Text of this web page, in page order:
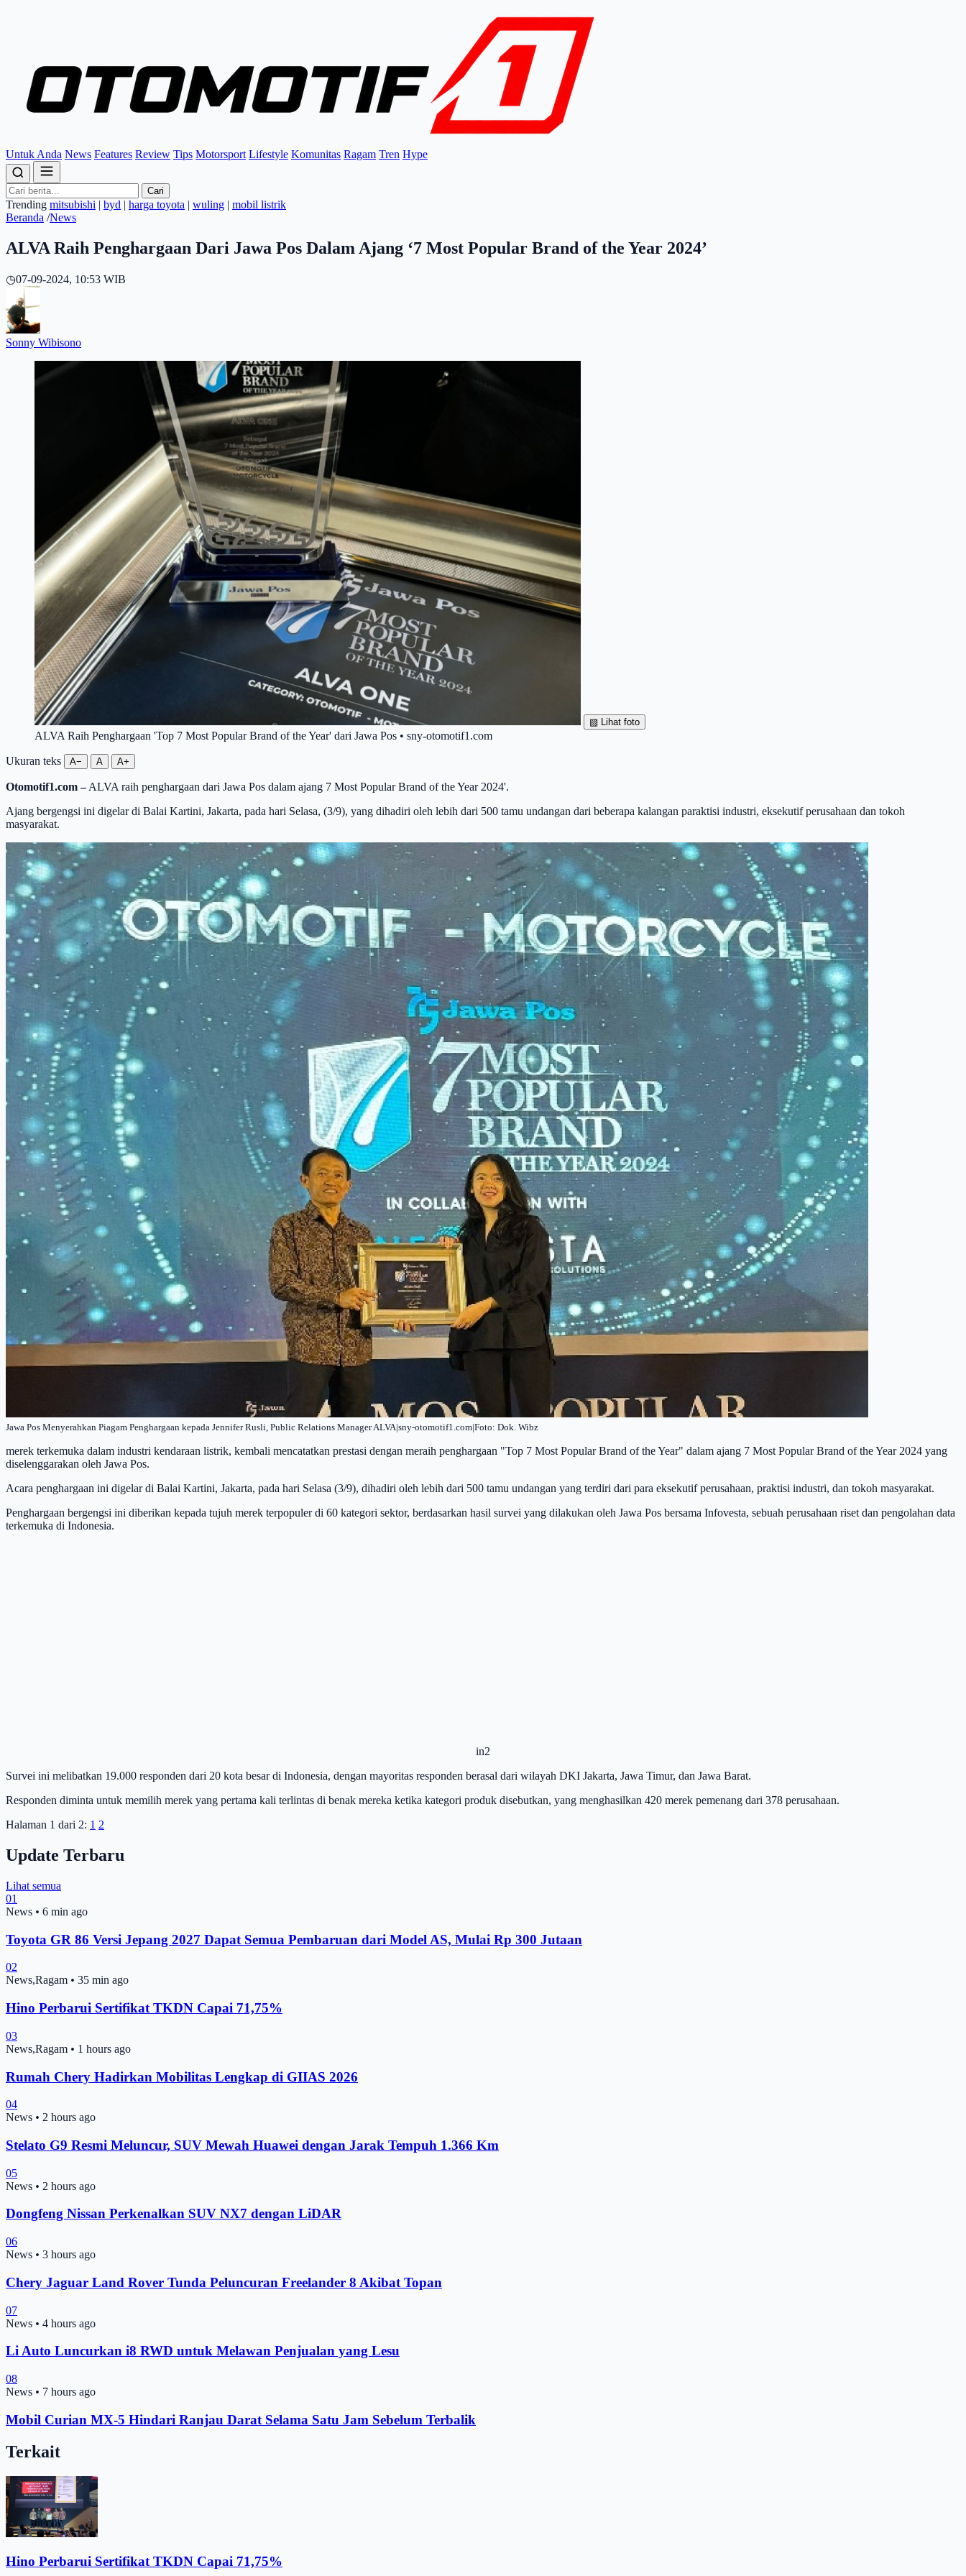
Untuk Anda News Features Review Tips Motorsport Lifestyle Komunitas Ragam Tren Hype
Cari
Trending mitsubishi | byd | harga toyota | wuling | mobil listrik
Beranda /News
ALVA Raih Penghargaan Dari Jawa Pos Dalam Ajang ‘7 Most Popular Brand of the Year 2024’
◷07-09-2024, 10:53 WIB
Sonny Wibisono
▧ Lihat foto
ALVA Raih Penghargaan 'Top 7 Most Popular Brand of the Year' dari Jawa Pos • sny-otomotif1.com
Ukuran teks A− A A+
Otomotif1.com –ALVA raih penghargaan dari Jawa Pos dalam ajang 7 Most Popular Brand of the Year 2024'.
Ajang bergengsi ini digelar di Balai Kartini, Jakarta, pada hari Selasa, (3/9), yang dihadiri oleh lebih dari 500 tamu undangan dari beberapa kalangan paraktisi industri, eksekutif perusahaan dan tokoh
masyarakat.
Jawa Pos Menyerahkan Piagam Penghargaan kepada Jennifer Rusli, Public Relations Manager ALVA|sny-otomotif1.com|Foto: Dok. Wibz
merek terkemuka dalam industri kendaraan listrik, kembali mencatatkan prestasi dengan meraih penghargaan "Top 7 Most Popular Brand of the Year" dalam ajang 7 Most Popular Brand of the Year 2024 yang
diselenggarakan oleh Jawa Pos.
Acara penghargaan ini digelar di Balai Kartini, Jakarta, pada hari Selasa (3/9), dihadiri oleh lebih dari 500 tamu undangan yang terdiri dari para eksekutif perusahaan, praktisi industri, dan tokoh masyarakat.
Penghargaan bergengsi ini diberikan kepada tujuh merek terpopuler di 60 kategori sektor, berdasarkan hasil survei yang dilakukan oleh Jawa Pos bersama Infovesta, sebuah perusahaan riset dan pengolahan data
terkemuka di Indonesia.
in2
Survei ini melibatkan 19.000 responden dari 20 kota besar di Indonesia, dengan mayoritas responden berasal dari wilayah DKI Jakarta, Jawa Timur, dan Jawa Barat.
Responden diminta untuk memilih merek yang pertama kali terlintas di benak mereka ketika kategori produk disebutkan, yang menghasilkan 420 merek pemenang dari 378 perusahaan.
Halaman 1 dari 2: 1 2
Update Terbaru
Lihat semua
01
News • 6 min ago
Toyota GR 86 Versi Jepang 2027 Dapat Semua Pembaruan dari Model AS, Mulai Rp 300 Jutaan
02
News,Ragam • 35 min ago
Hino Perbarui Sertifikat TKDN Capai 71,75%
03
News,Ragam • 1 hours ago
Rumah Chery Hadirkan Mobilitas Lengkap di GIIAS 2026
04
News • 2 hours ago
Stelato G9 Resmi Meluncur, SUV Mewah Huawei dengan Jarak Tempuh 1.366 Km
05
News • 2 hours ago
Dongfeng Nissan Perkenalkan SUV NX7 dengan LiDAR
06
News • 3 hours ago
Chery Jaguar Land Rover Tunda Peluncuran Freelander 8 Akibat Topan
07
News • 4 hours ago
Li Auto Luncurkan i8 RWD untuk Melawan Penjualan yang Lesu
08
News • 7 hours ago
Mobil Curian MX-5 Hindari Ranjau Darat Selama Satu Jam Sebelum Terbalik
Terkait
Hino Perbarui Sertifikat TKDN Capai 71,75%